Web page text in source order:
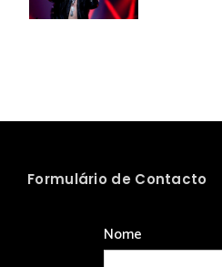
Formulário de Contacto
Nome